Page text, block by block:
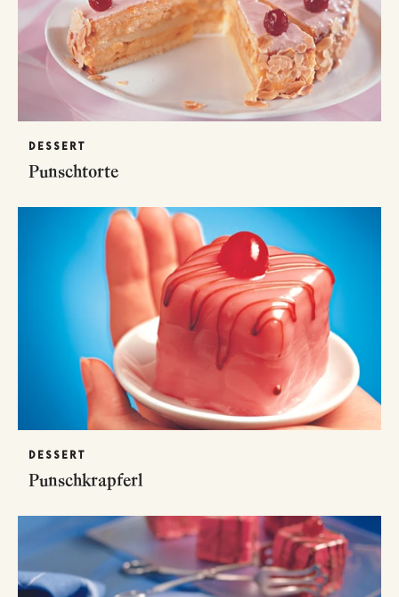
DESSERT
Punschtorte
DESSERT
Punschkrapferl